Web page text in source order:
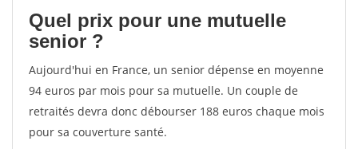
Quel prix pour une mutuelle
senior ?
Aujourd'hui en France, un senior dépense en moyenne
94 euros par mois pour sa mutuelle. Un couple de
retraités devra donc débourser 188 euros chaque mois
pour sa couverture santé.